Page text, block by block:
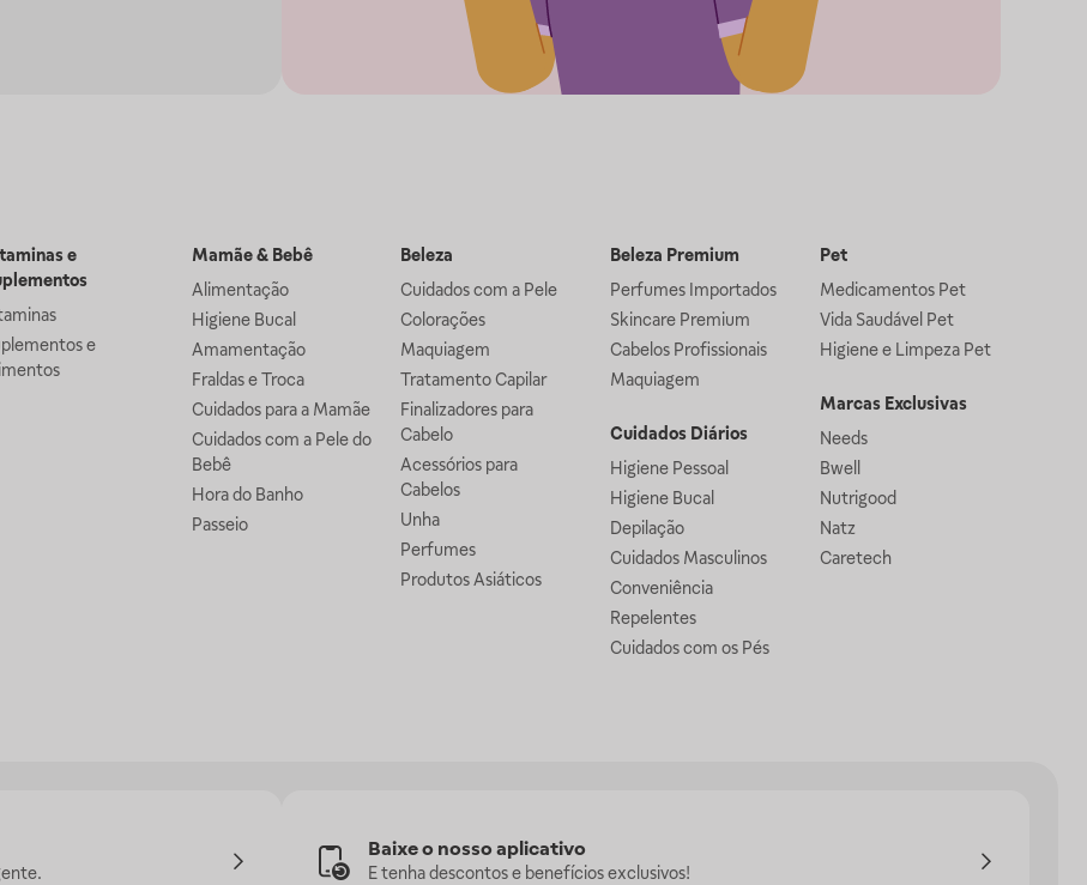
e
e
Mamãe & Bebê
Alimentação
Higiene Bucal
Amamentação
Fraldas e Troca
Cuidados para a Mamãe
Cuidados com a Pele do
Bebê
Hora do Banho
Passeio
Beleza
Cuidados com a Pele
Colorações
Maquiagem
Tratamento Capilar
Finalizadores para
Cabelo
Acessórios para
Cabelos
Unha
Perfumes
Produtos Asiáticos
Beleza Premium
Perfumes Importados
Skincare Premium
Cabelos Profissionais
Maquiagem
Cuidados Diários
Higiene Pessoal
Higiene Bucal
Depilação
Cuidados Masculinos
Conveniência
Repelentes
Cuidados com os Pés
Pet
Medicamentos Pet
Vida Saudável Pet
Higiene e Limpeza Pet
Marcas Exclusivas
Needs
Bwell
Nutrigood
Natz
Caretech
Baixe o nosso aplicativo
E tenha descontos e benefícios exclusivos!